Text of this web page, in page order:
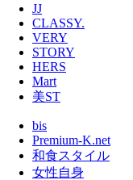
JJ
CLASSY.
VERY
STORY
HERS
Mart
美ST
bis
Premium-K.net
和食スタイル
女性自身